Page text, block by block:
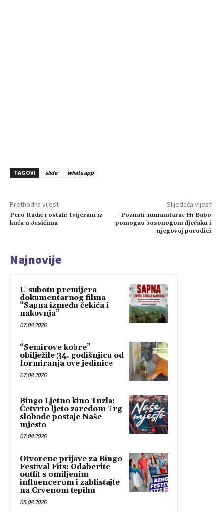
TAGOVI slide whats app
Prethodna vijest
Pero Radić i ostali: Istjerani iz
kuća u Jusićima
Slijedeća vijest
Poznati humanitarac Hi Babo
pomogao bosonogom dječaku i
njegovoj porodici
Najnovije
U subotu premijera
dokumentarnog filma
“Sapna između čekića i
nakovnja”
07.08.2026
“Semirove kobre”
obilježile 34. godišnjicu od
formiranja ove jedinice
07.08.2026
Bingo Ljetno kino Tuzla:
Četvrto ljeto zaredom Trg
slobode postaje Naše
mjesto
07.08.2026
Otvorene prijave za Bingo
Festival Fits: Odaberite
outfit s omiljenim
influencerom i zablistajte
na Crvenom tepihu
05.08.2026